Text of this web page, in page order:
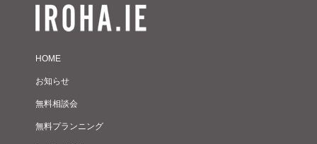
HOME
お知らせ
無料相談会
無料プランニング